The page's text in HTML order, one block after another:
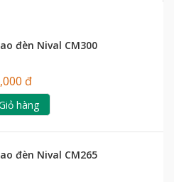
đèn Nival CM300
đ
hàng
đèn Nival CM265